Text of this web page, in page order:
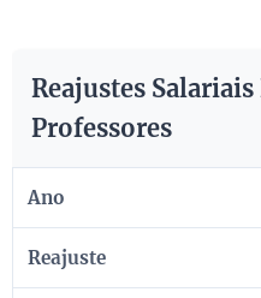
Reajustes Salariais
Professores